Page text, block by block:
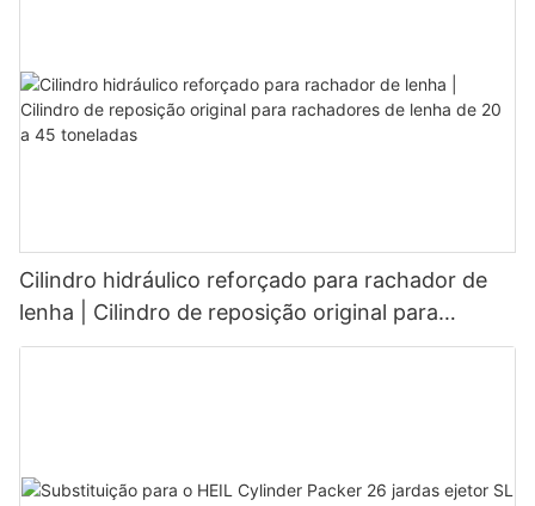
Cilindro hidráulico reforçado para rachador de
lenha | Cilindro de reposição original para
rachadores de lenha de 20 a 45 toneladas